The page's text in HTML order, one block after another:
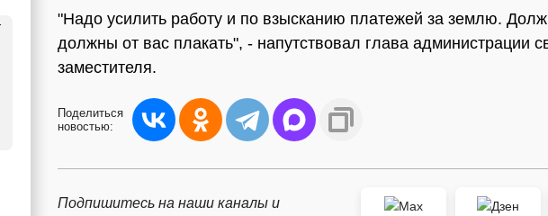
"Надо усилить работу и по взысканию платежей за землю.
должны от вас плакать", - напутствовал глава администрации
заместителя.
Поделиться
новостью:
Подпишитесь на наши каналы и